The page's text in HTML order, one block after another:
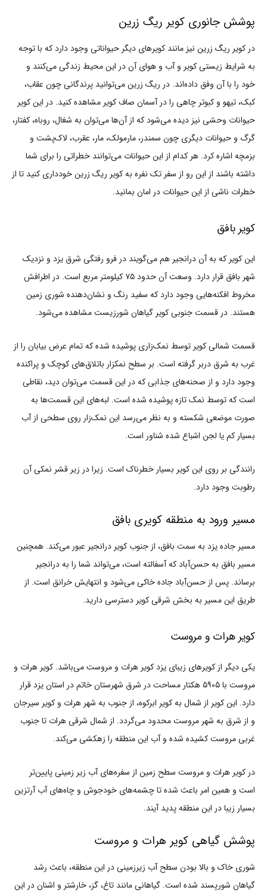
پوشش جانوری کویر ریگ زرین
در کویر ریگ زرین نیز مانند کویرهای دیگر حیواناتی وجود دارد که با توجه
به شرایط زیستی کویر و آب و هوای آن در این محیط زندگی می‌کنند و
خود را با آن وفق داده‌اند. در ریگ زرین می‌توانید پرندگانی چون عقاب،
کبک، تیهو و کبوتر چاهی را در آسمان صاف کویر مشاهده کنید. در این کویر
حیوانات وحشی نیز دیده می‌شود که از آن‌ها می‌توان به شغال، روباه، کفتار،
گرگ و حیوانات دیگری چون سمندر، مارمولک، مار، عقرب، لاک‌پشت و
بزمچه اشاره کرد. هر کدام از این حیوانات می‌توانند خطراتی را برای شما
داشته باشند از این رو از سفر تک نفره به کویر ریگ زرین خودداری کنید تا از
خطرات ناشی از این حیوانات در امان بمانید.
کویر بافق
این کویر که به آن درانجیر هم می‌گویند در فرو رفتگی شرق یزد و نزدیک
شهر بافق قرار دارد. وسعت آن حدود ۷۵ کیلومتر مربع است. در اطرافش
مخروط افکنه‌هایی وجود دارد که سفید رنگ و نشان‌دهنده شوری زمین
هستند. در قسمت جنوبی کویر گیاهان شورزیست مشاهده می‌شود.
قسمت شمالی کویر توسط نمک‌زاری پوشیده شده که تمام عرض بیابان را از
غرب به شرق دربر گرفته است. بر سطح نمکزار باتلاق‌های کوچک و پراکنده
وجود دارد و از صحنه‌های جذابی که در این قسمت می‌توان دید، نقاطی
است که توسط نمک تازه پوشیده شده است. لبه‌های این قسمت‌ها به
صورت موضعی شکسته و به نظر می‌رسد این نمک‌زار روی سطحی از آب
بسیار کم یا لجن اشباع شده شناور است.
رانندگی بر روی این کویر بسیار خطرناک است. زیرا در زیر قشر نمکی آن
رطوبت وجود دارد.
مسیر ورود به منطقه کویری بافق
مسیر جاده یزد به سمت بافق، از جنوب کویر درانجیر عبور می‌کند. همچنین
مسیر بافق به حسن‌آباد که آسفالته است، می‌تواند شما را به درانجیر
برساند. پس از حسن‌آباد جاده خاکی می‌شود و انتهایش خرانق است. از
طریق این مسیر به بخش شرقی کویر دسترسی دارید.
کویر هرات و مروست
یکی دیگر از کویرهای زیبای یزد کویر هرات و مروست می‌باشد. کویر هرات و
مروست با ۵۹۰۵ هکتار مساحت در شرق شهرستان خاتم در استان یزد قرار
دارد. این کویر از شمال به کویر ابرکوه، از جنوب به شهر هرات و کویر سیرجان
و از شرق به شهر مروست محدود می‌گردد. از شمال شرقی هرات تا جنوب
غربی مروست کشیده شده‌ و آب این منطقه را زهکشی می‌کند.
در کویر هرات و مروست سطح زمین از سفره‌های آب زیر زمینی پایین‌تر
است و همین امر باعث شده تا چشمه‌های خودجوش و چاه‌های آب آرتزین
بسیار زیبا در این منطقه پدید آیند.
پوشش گیاهی کویر هرات و مروست
شوری خاک و بالا بودن سطح آب زیرزمینی در این منطقه، باعث رشد
گیاهان شورپسند شده است. گیاهانی مانند تاغ، گز، خارشتر و اشنان در این